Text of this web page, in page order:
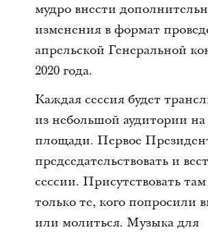
мудро внести
изменения в формат
апрельской Генеральной
2020 года.
Каждая сессия будет
из небольшой аудитории
площади. Первое
председательствовать и
сессии. Присутствовать там
только те, кого попросили
или молиться. Музыка для